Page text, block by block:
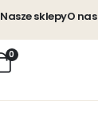
Nasze sklepyO nas
0